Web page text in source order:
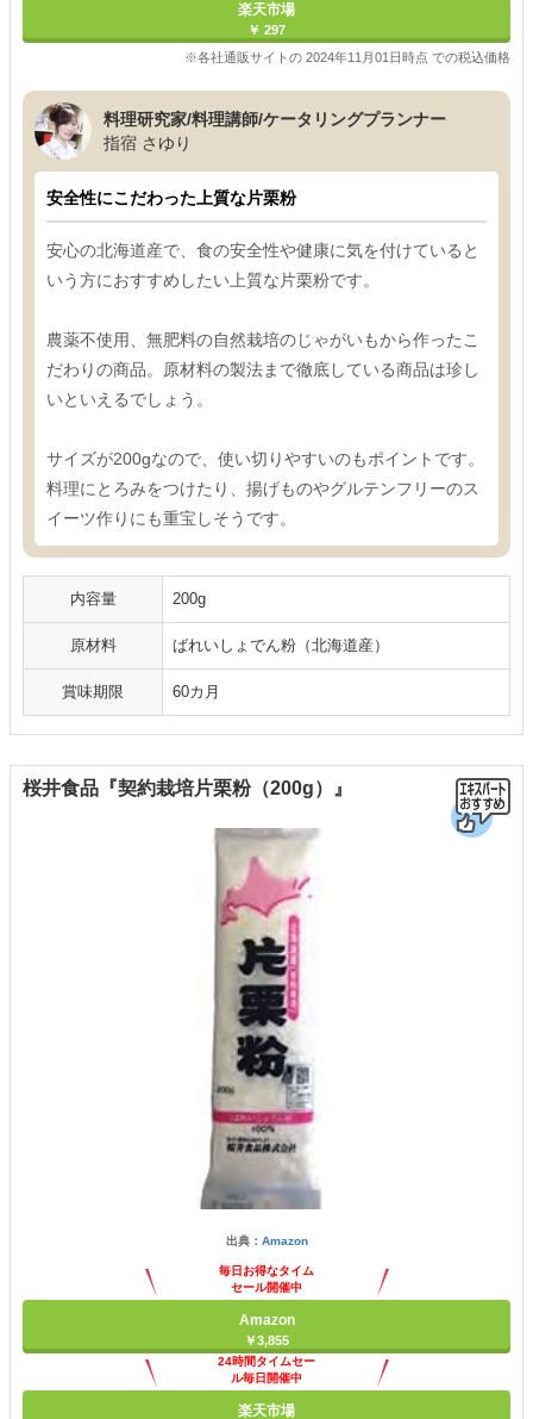
楽天市場
￥ 297
※各社通販サイトの 2024年11月01日時点 での税込価格
料理研究家/料理講師/ケータリングプランナー
指宿 さゆり
安全性にこだわった上質な片栗粉
安心の北海道産で、食の安全性や健康に気を付けていると
いう方におすすめしたい上質な片栗粉です。
農薬不使用、無肥料の自然栽培のじゃがいもから作ったこ
だわりの商品。原材料の製法まで徹底している商品は珍し
いといえるでしょう。
サイズが200gなので、使い切りやすいのもポイントです。
料理にとろみをつけたり、揚げものやグルテンフリーのス
イーツ作りにも重宝しそうです。
内容量 200g
原材料 ばれいしょでん粉（北海道産）
賞味期限 60カ月
桜井食品『契約栽培片栗粉（200g）』
出典： Amazon
毎日お得なタイム
セール開催中
Amazon
￥3,855
24時間タイムセー
ル毎日開催中
楽天市場